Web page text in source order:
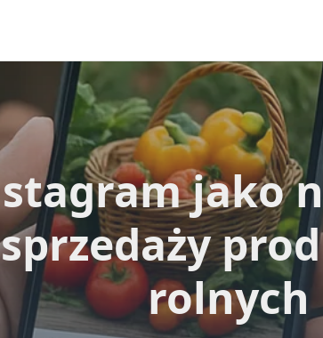
jako
sprzedaży
rolnych